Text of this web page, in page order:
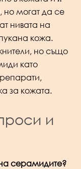
но могат да се
нивата на
кожа.
но също
като
за кожата.
и
серамидите?